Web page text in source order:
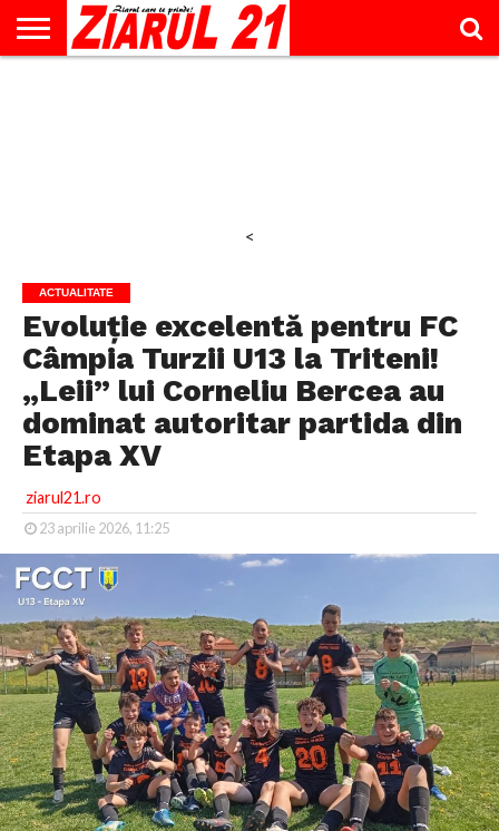
<
ACTUALITATE
Evoluție excelentă pentru FC
Câmpia Turzii U13 la Triteni!
„Leii” lui Corneliu Bercea au
dominat autoritar partida din
Etapa XV
ziarul21.ro
23 aprilie 2026, 11:25